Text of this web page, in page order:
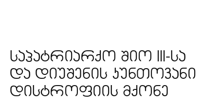
საპატრიარქო შიო III-სა
და დიუშენის კუნთოვანი
დისტროფიის მქონე